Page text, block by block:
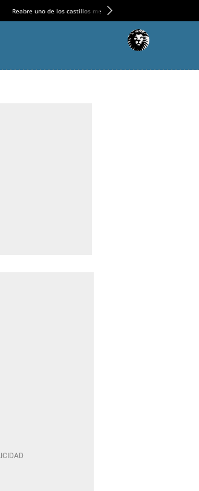
Reabre uno de los castillos medievales más espectaculares